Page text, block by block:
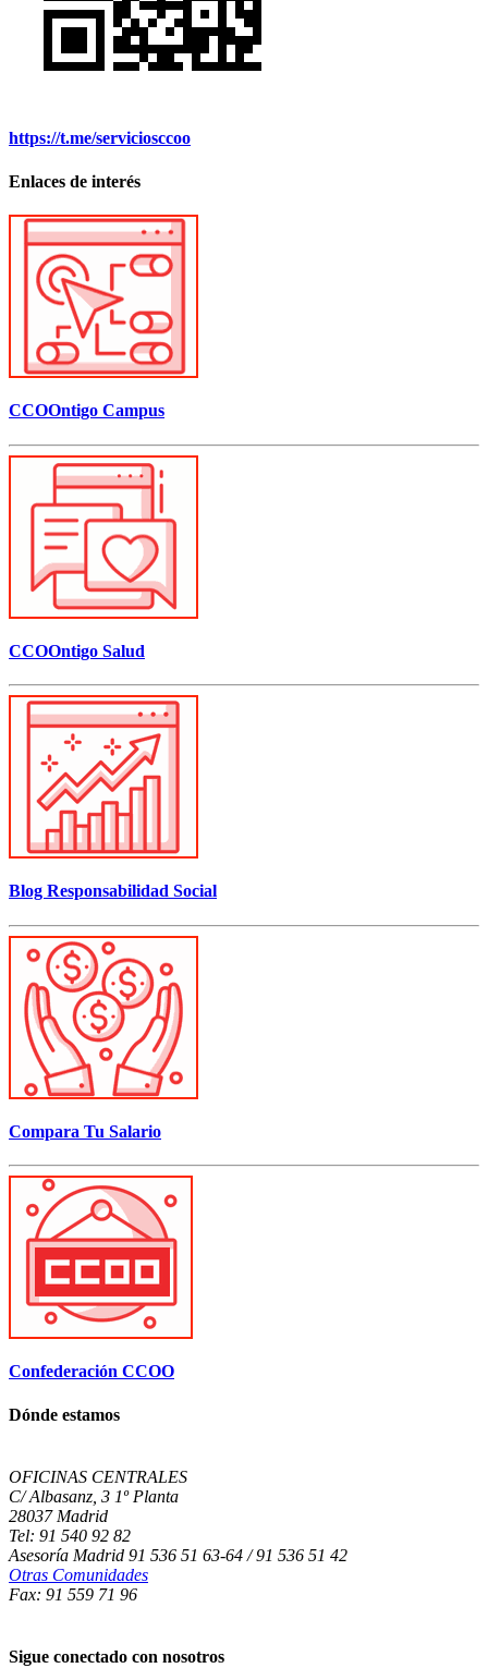
https://t.me/serviciosccoo
Enlaces de interés
CCOOntigo Campus
CCOOntigo Salud
Blog Responsabilidad Social
Compara Tu Salario
Confederación CCOO
Dónde estamos
OFICINAS CENTRALES
C/ Albasanz, 3 1º Planta
28037 Madrid
Tel: 91 540 92 82
Asesoría Madrid 91 536 51 63-64 / 91 536 51 42
Otras Comunidades
Fax: 91 559 71 96
Sigue conectado con nosotros